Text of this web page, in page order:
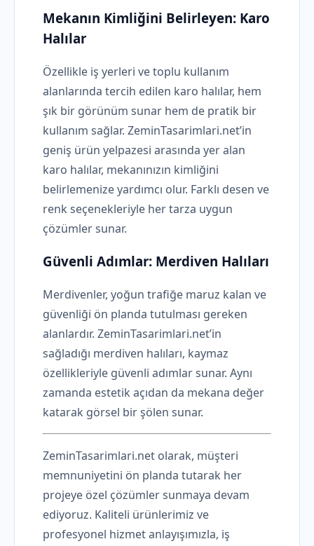
Mekanın Kimliğini Belirleyen: Karo
Halılar
Özellikle iş yerleri ve toplu kullanım
alanlarında tercih edilen karo halılar, hem
şık bir görünüm sunar hem de pratik bir
kullanım sağlar. ZeminTasarimlari.net’in
geniş ürün yelpazesi arasında yer alan
karo halılar, mekanınızın kimliğini
belirlemenize yardımcı olur. Farklı desen ve
renk seçenekleriyle her tarza uygun
çözümler sunar.
Güvenli Adımlar: Merdiven Halıları
Merdivenler, yoğun trafiğe maruz kalan ve
güvenliği ön planda tutulması gereken
alanlardır. ZeminTasarimlari.net’in
sağladığı merdiven halıları, kaymaz
özellikleriyle güvenli adımlar sunar. Aynı
zamanda estetik açıdan da mekana değer
katarak görsel bir şölen sunar.
ZeminTasarimlari.net olarak, müşteri
memnuniyetini ön planda tutarak her
projeye özel çözümler sunmaya devam
ediyoruz. Kaliteli ürünlerimiz ve
profesyonel hizmet anlayışımızla, iş